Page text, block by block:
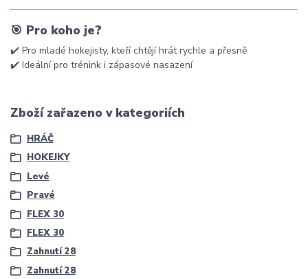
🎯 Pro koho je?
✔️ Pro mladé hokejisty, kteří chtějí hrát rychle a přesně
✔️ Ideální pro trénink i zápasové nasazení
Zboží zařazeno v kategoriích
HRÁČ
HOKEJKY
Levé
Pravé
FLEX 30
FLEX 30
Zahnutí 28
Zahnutí 28